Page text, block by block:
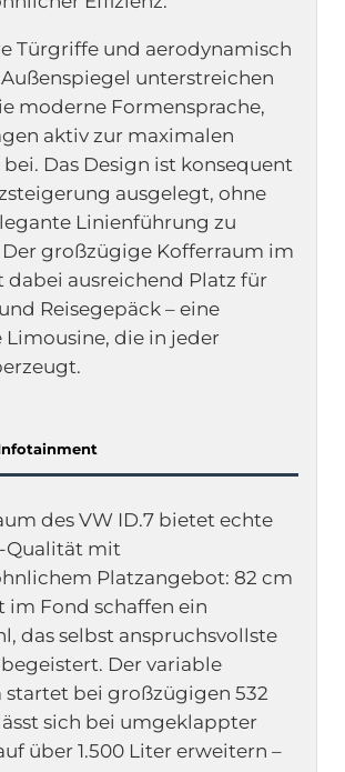
Türgriffe und aerodynamisch
unterstreichen
moderne Formensprache,
aktiv zur maximalen
Das Design ist konsequent
ausgelegt, ohne
Linienführung zu
großzügige Kofferraum im
dabei ausreichend Platz für
Reisegepäck – eine
die in jeder
des VW ID.7 bietet echte
Qualität mit
Platzangebot: 82 cm
im Fond schaffen ein
das selbst anspruchsvollste
begeistert. Der variable
startet bei großzügigen 532
sich bei umgeklappter
über 1.500 Liter erweitern –